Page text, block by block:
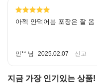
아젝 안먹어봄 포장은 잘 옴
민** 님 2025.02.07 신고
지금 가장 인기있는 상품!